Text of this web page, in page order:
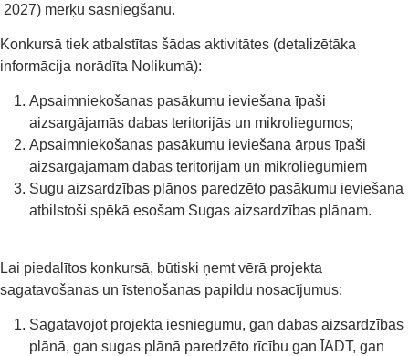
2027) mērķu sasniegšanu.
Konkursā tiek atbalstītas šādas aktivitātes (detalizētāka
informācija norādīta Nolikumā):
Apsaimniekošanas pasākumu ieviešana īpaši
aizsargājamās dabas teritorijās un mikroliegumos;
Apsaimniekošanas pasākumu ieviešana ārpus īpaši
aizsargājamām dabas teritorijām un mikroliegumiem
Sugu aizsardzības plānos paredzēto pasākumu ieviešana
atbilstoši spēkā esošam Sugas aizsardzības plānam.
Lai piedalītos konkursā, būtiski ņemt vērā projekta
sagatavošanas un īstenošanas papildu nosacījumus:
Sagatavojot projekta iesniegumu, gan dabas aizsardzības
plānā, gan sugas plānā paredzēto rīcību gan ĪADT, gan